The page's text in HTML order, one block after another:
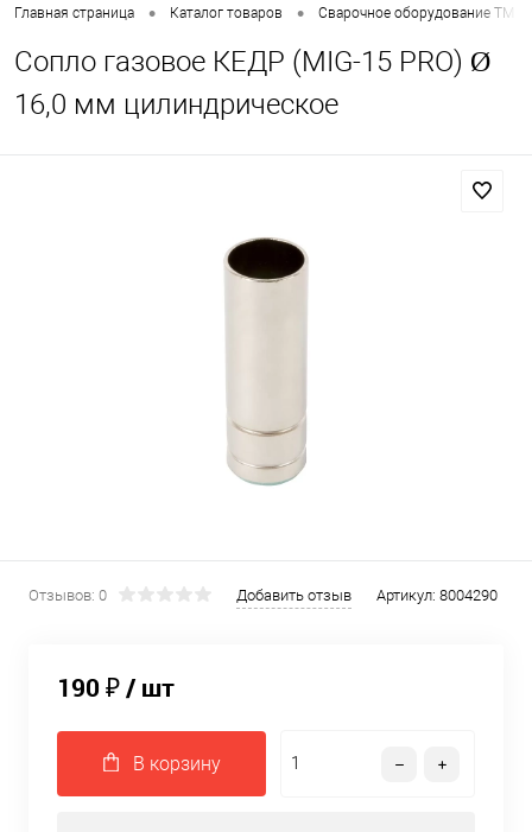
Главная страница • Каталог товаров • Сварочное оборудование ТМ
Сопло газовое КЕДР (MIG-15 PRO) Ø
16,0 мм цилиндрическое
Отзывов: 0 Добавить отзыв Артикул: 8004290
190 ₽/ шт
В корзину